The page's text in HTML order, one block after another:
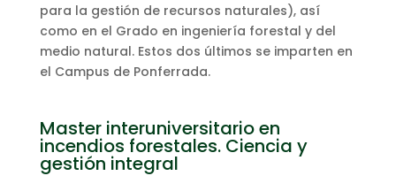
para la gestión de recursos naturales), así
como en el Grado en ingeniería forestal y del
medio natural. Estos dos últimos se imparten en
el Campus de Ponferrada.
Master interuniversitario en
incendios forestales. Ciencia y
gestión integral